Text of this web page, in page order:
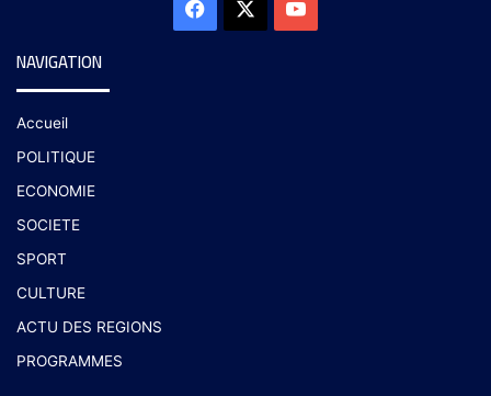
NAVIGATION
Accueil
POLITIQUE
ECONOMIE
SOCIETE
SPORT
CULTURE
ACTU DES REGIONS
PROGRAMMES